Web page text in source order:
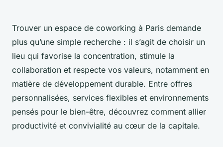
Trouver un espace de coworking à Paris demande
plus qu’une simple recherche : il s’agit de choisir un
lieu qui favorise la concentration, stimule la
collaboration et respecte vos valeurs, notamment en
matière de développement durable. Entre offres
personnalisées, services flexibles et environnements
pensés pour le bien-être, découvrez comment allier
productivité et convivialité au cœur de la capitale.